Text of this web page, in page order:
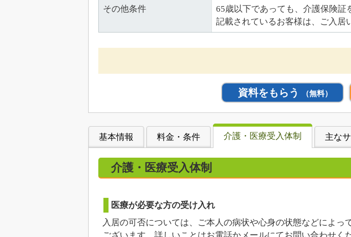
その他条件
65歳以下であっても、介護保険証
記載されているお客様は、ご入居
資料をもらう （無料）
基本情報 料金・条件 介護・医療受入体制 主な
介護・医療受入体制
医療が必要な方の受け入れ
入居の可否については、ご本人の病状や心身の状態などによ
ございます。詳しいことはお電話かメールにてお問い合わせく